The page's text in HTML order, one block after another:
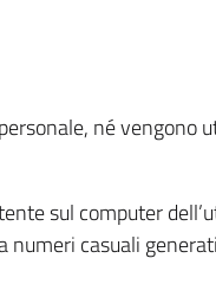
né vengono
sul computer
casuali